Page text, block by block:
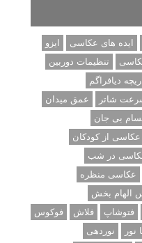
ایده های عکاسی
ایزو
تنظیمات دوربین
دیافراگم
شاتر
عمق میدان
بی جان
عکاسی از کودکان
در شب
عکاسی منظره
الهام بخش
فتوشاپ فلاش
فوکوس
نور
نوردهی